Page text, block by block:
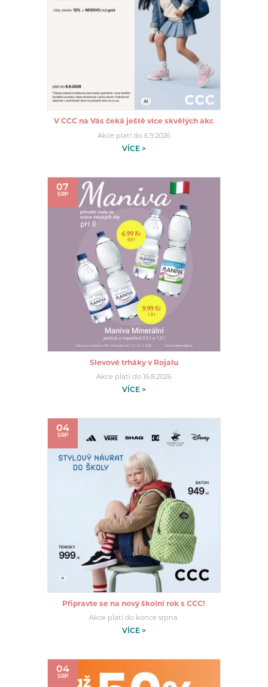
V CCC na Vás čeká ještě více skvělých akc
Akce platí do 6.9.2026
VÍCE >
07
SRP
Slevové trháky v Rojalu
Akce platí do 16.8.2026
VÍCE >
04
SRP
Připravte se na nový školní rok s CCC!
Akce platí do konce srpna.
VÍCE >
04
SRP